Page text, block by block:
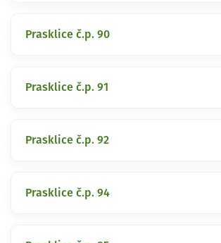
Prasklice č.p. 90
Prasklice č.p. 91
Prasklice č.p. 92
Prasklice č.p. 94